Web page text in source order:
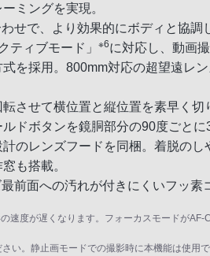
ミングを実現。
せで、より効果的にボディと協調
ティブモード」
※6に対応し、動画
を採用。800mm対応の超望遠レ
させて横位置と縦位置を素早く切
ドボタンを鏡胴部分の90度ごとに
のレンズフードを同梱。着脱の
も搭載。
最前面への汚れが付きにくいフッ素
速度が遅くなります。フォーカスモードが
さい。静止画モードでの撮影時に本機能は使用